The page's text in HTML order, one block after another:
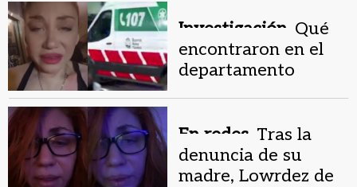
Investigación. Qué
encontraron en el
departamento
de Bandana
En redes. Tras la
denuncia de su
madre, Lowrdez de